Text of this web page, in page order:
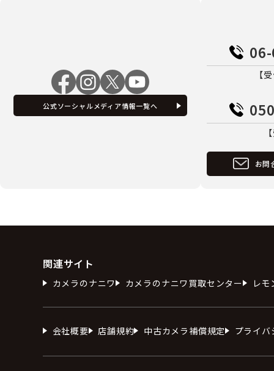
公式ソーシャルメディア情報一覧へ
【
お問
関連サイト
カメラのナニワ カメラのナニワ買取センター レモ
会社概要 店舗規約 中古カメラ補償規定 プライ